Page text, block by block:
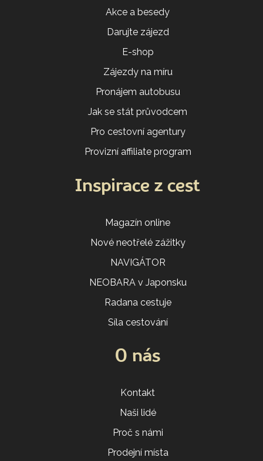
Akce a besedy
Darujte zájezd
E-shop
Zájezdy na míru
Pronájem autobusu
Jak se stát průvodcem
Pro cestovní agentury
Provizní affiliate program
Inspirace z cest
Magazín online
Nové neotřelé zážitky
NAVIGÁTOR
NEOBARA v Japonsku
Radana cestuje
Síla cestování
O nás
Kontakt
Naši lidé
Proč s námi
Prodejní místa